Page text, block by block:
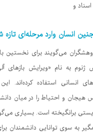
و
انسان وارد مرحله‌ای تازه
می‌گویند برای نخستین
به نام «ویرایش بازهای
انسانی استفاده کرده‌اند. این
هیجان و احتیاط را در میان
برانگیخته است. بسیاری
به سوی توانایی دانشمندان